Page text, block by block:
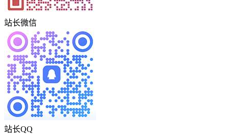
站长微信
站长QQ